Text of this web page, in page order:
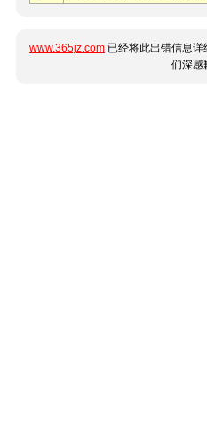
www.365jz.com 已经将此出错信息
们深感